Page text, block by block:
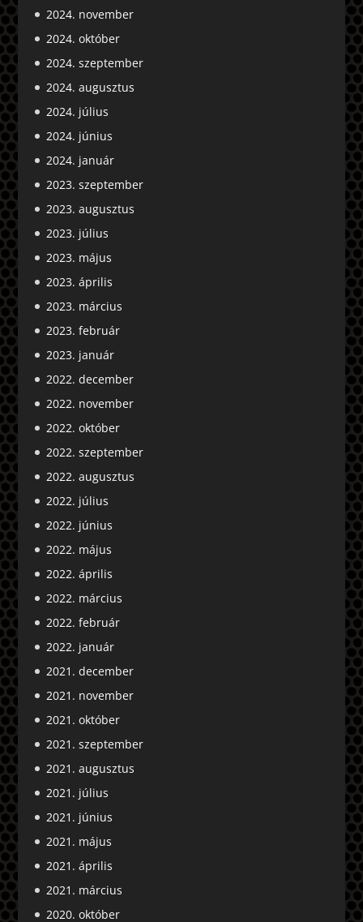
2024. november
2024. október
2024. szeptember
2024. augusztus
2024. július
2024. június
2024. január
2023. szeptember
2023. augusztus
2023. július
2023. május
2023. április
2023. március
2023. február
2023. január
2022. december
2022. november
2022. október
2022. szeptember
2022. augusztus
2022. július
2022. június
2022. május
2022. április
2022. március
2022. február
2022. január
2021. december
2021. november
2021. október
2021. szeptember
2021. augusztus
2021. július
2021. június
2021. május
2021. április
2021. március
2020. október